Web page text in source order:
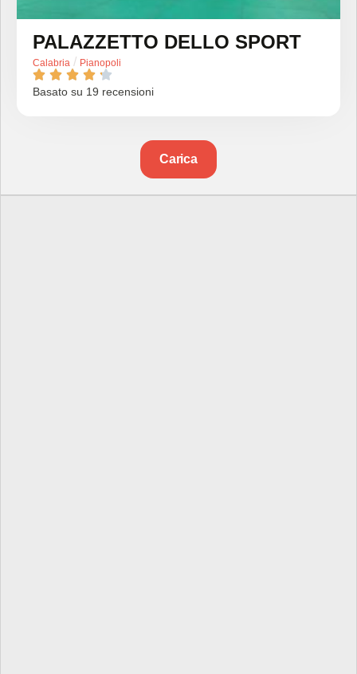
PALAZZETTO DELLO SPORT
Calabria / Pianopoli
    
Basato su 19 recensioni
Carica